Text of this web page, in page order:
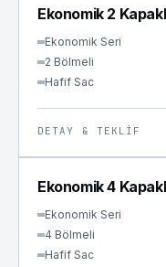
SOYUNMA
Ekonomik 2
Ekonomik Seri
2 Bölmeli
Hafif Sac
DETAY & TEKLIF
SOYUNMA
Ekonomik 4
Ekonomik Seri
4 Bölmeli
Hafif Sac